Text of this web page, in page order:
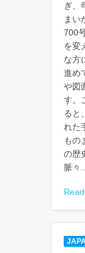
ぎ、
まい
700
を変
な方
進め
や図
す。
ると
れた
もの
の歴
脈々..